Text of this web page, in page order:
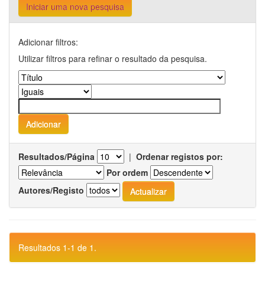
Iniciar uma nova pesquisa
Adicionar filtros:
Utilizar filtros para refinar o resultado da pesquisa.
Resultados/Página | Ordenar registos por:
Por ordem
Autores/Registo
Resultados 1-1 de 1.